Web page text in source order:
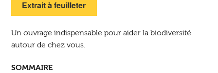
Extrait à feuilleter
Un ouvrage indispensable pour aider la biodiversité
autour de chez vous.
SOMMAIRE